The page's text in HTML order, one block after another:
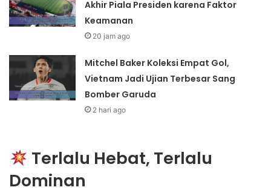
Akhir Piala Presiden karena Faktor
Keamanan
20 jam ago
Mitchel Baker Koleksi Empat Gol,
Vietnam Jadi Ujian Terbesar Sang
Bomber Garuda
2 hari ago
Terlalu Hebat, Terlalu
Dominan